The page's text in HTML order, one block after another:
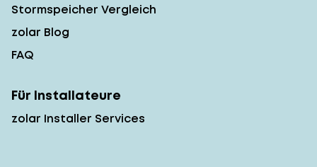
Stormspeicher Vergleich
zolar Blog
FAQ
Für Installateure
zolar Installer Services